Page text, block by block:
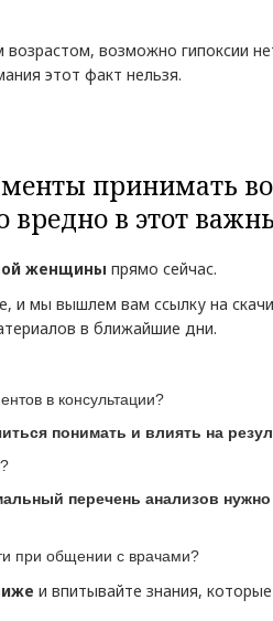
возможно гипоксии
этот факт нельзя.
принимать
вредно в этот
женщины прямо сейчас.
мы вышлем вам ссылку на
в ближайшие дни.
в консультации?
понимать и влиять на
перечень анализов
при общении с врачами?
и впитывайте знания,